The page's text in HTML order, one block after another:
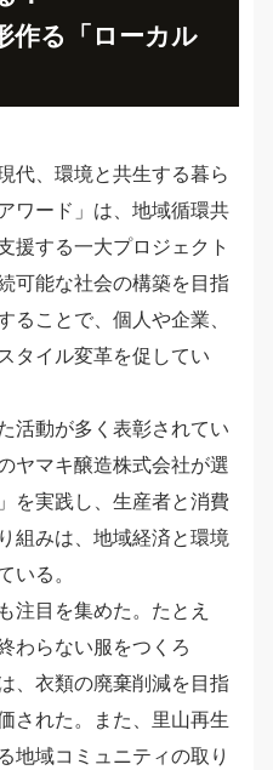
作る「ローカル
代、環境と共生する暮ら
ワード」は、地域循環共
援する一大プロジェクト
可能な社会の構築を目指
ることで、個人や企業、
タイル変革を促してい
活動が多く表彰されてい
ヤマキ醸造株式会社が選
を実践し、生産者と消費
組みは、地域経済と環境
いる。
注目を集めた。たとえ
わらない服をつくろ
、衣類の廃棄削減を目指
された。また、里山再生
地域コミュニティの取り